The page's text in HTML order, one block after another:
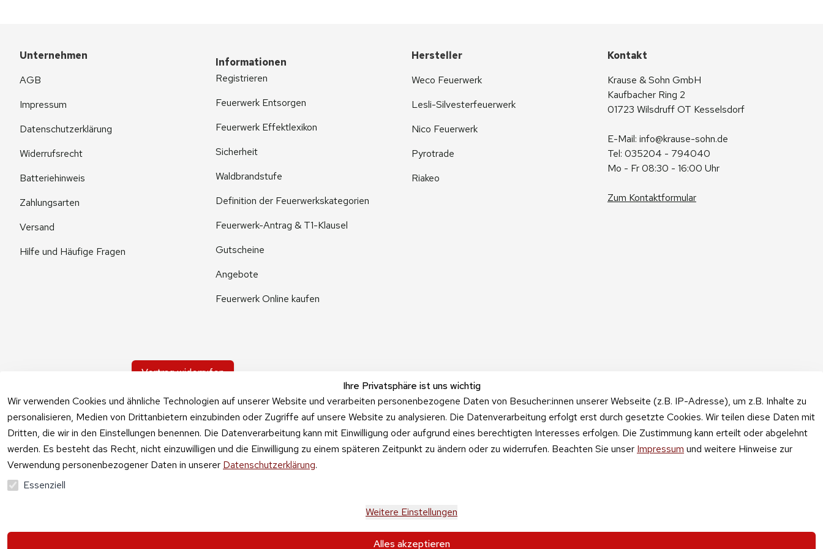
Ihre Privatsphäre ist uns wichtig
Wir verwenden Cookies und ähnliche Technologien auf unserer Website und verarbeiten personenbezogene Daten von Besucher:innen unserer Webseite (z.B. IP-Adresse), um z.B. Inhalte zu
personalisieren, Medien von Drittanbietern einzubinden oder Zugriffe auf unsere Website zu analysieren. Die Datenverarbeitung erfolgt erst durch gesetzte Cookies. Wir teilen diese Daten mit
Dritten, die wir in den Einstellungen benennen. Die Datenverarbeitung kann mit Einwilligung oder aufgrund eines berechtigten Interesses erfolgen. Die Zustimmung kann erteilt oder abgelehnt
werden. Es besteht das Recht, nicht einzuwilligen und die Einwilligung zu einem späteren Zeitpunkt zu ändern oder zu widerrufen. Beachten Sie unser Impressum und weitere Hinweise zur
Verwendung personenbezogener Daten in unserer Datenschutzerklärung.
Essenziell
Weitere Einstellungen
Alles akzeptieren
Unternehmen
AGB
Impressum
Datenschutzerklärung
Widerrufsrecht
Batteriehinweis
Zahlungsarten
Versand
Hilfe und Häufige Fragen
Informationen
Registrieren
Feuerwerk Entsorgen
Feuerwerk Effektlexikon
Sicherheit
Waldbrandstufe
Definition der Feuerwerkskategorien
Feuerwerk-Antrag & T1-Klausel
Gutscheine
Angebote
Feuerwerk Online kaufen
Hersteller
Weco Feuerwerk
Lesli-Silvesterfeuerwerk
Nico Feuerwerk
Pyrotrade
Riakeo
Kontakt
Krause & Sohn GmbH
Kaufbacher Ring 2
01723 Wilsdruff OT Kesselsdorf
E-Mail: info@krause-sohn.de
Tel: 035204 - 794040
Mo - Fr 08:30 - 16:00 Uhr
Zum Kontaktformular
Vertrag widerrufen